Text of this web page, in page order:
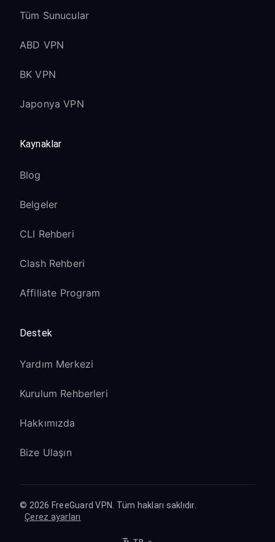
Tüm Sunucular
ABD VPN
BK VPN
Japonya VPN
Kaynaklar
Blog
Belgeler
CLI Rehberi
Clash Rehberi
Affiliate Program
Destek
Yardım Merkezi
Kurulum Rehberleri
Hakkımızda
Bize Ulaşın
© 2026 FreeGuard VPN. Tüm hakları saklıdır.
Çerez ayarları